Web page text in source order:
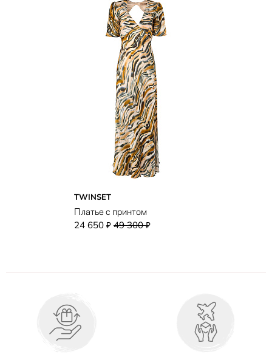
TWINSET
Платье с принтом
24 650 ₽ 49 300₽